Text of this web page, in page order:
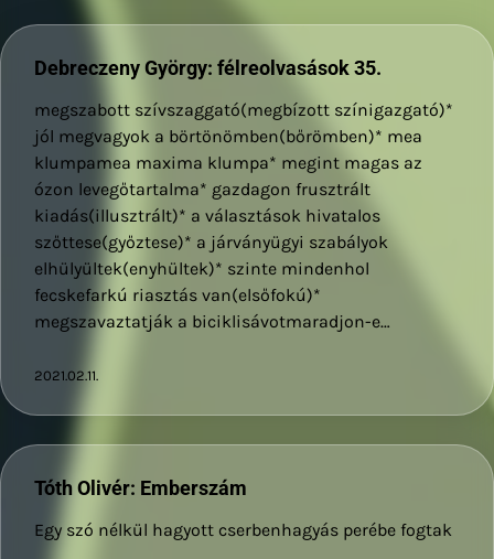
Debreczeny György: félreolvasások 35.
megszabott szívszaggató(megbízott színigazgató)*
jól megvagyok a börtönömben(bőrömben)* mea
klumpamea maxima klumpa* megint magas az
ózon levegőtartalma* gazdagon frusztrált
kiadás(illusztrált)* a választások hivatalos
szőttese(győztese)* a járványügyi szabályok
elhülyültek(enyhültek)* szinte mindenhol
fecskefarkú riasztás van(elsőfokú)*
megszavaztatják a biciklisávotmaradjon-e…
2021.02.11.
Tóth Olivér: Emberszám
Egy szó nélkül hagyott cserbenhagyás perébe fogtak